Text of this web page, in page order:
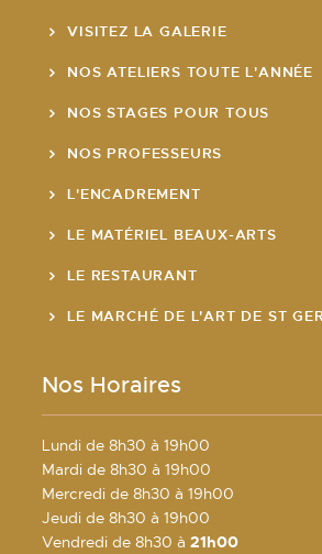
VISITEZ LA GALERIE
NOS ATELIERS TOUTE L'ANNÉE
NOS STAGES POUR TOUS
NOS PROFESSEURS
L'ENCADREMENT
LE MATÉRIEL BEAUX-ARTS
LE RESTAURANT
LE MARCHÉ DE L'ART DE ST
Nos Horaires
Lundi de 8h30 à 19h00
Mardi de 8h30 à 19h00
Mercredi de 8h30 à 19h00
Jeudi de 8h30 à 19h00
Vendredi de 8h30 à 21h00